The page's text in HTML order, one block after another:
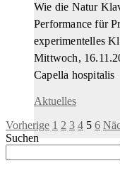
Wie die Natur
Performance für
experimentelles
Mittwoch,
Capella hospitalis
Aktuelles
Vorherige 1 2 3 4 5 6
Suchen